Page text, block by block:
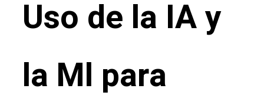
Uso de la IA y
la Ml para